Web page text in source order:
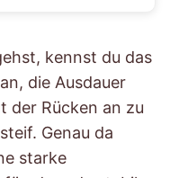
kennst du das
die Ausdauer
der Rücken an zu
Genau da
starke